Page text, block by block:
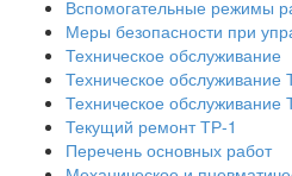
Вспомогательные режимы
Меры безопасности при
Техническое обслуживание
Техническое обслуживание
Техническое обслуживание
Текущий ремонт ТР-1
Перечень основных работ